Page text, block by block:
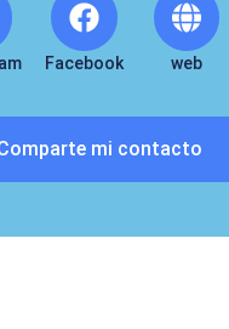
Facebook web
mi contacto